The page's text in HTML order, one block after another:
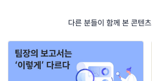
다른 분들이 함께 본 콘텐츠